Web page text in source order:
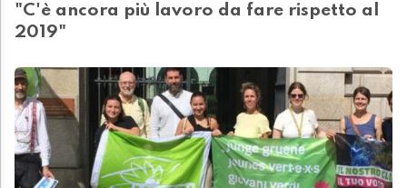
"C'è ancora più lavoro da fare rispetto al
2019"